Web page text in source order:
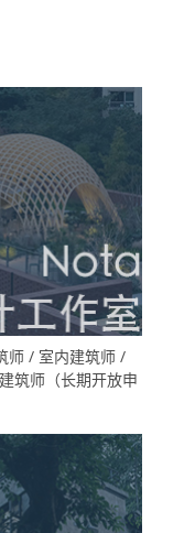
师 / 室内建筑师 /
筑师（长期开放申